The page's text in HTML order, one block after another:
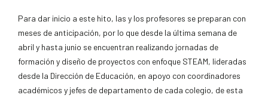
Para dar inicio a este hito, las y los profesores se preparan con
meses de anticipación, por lo que desde la última semana de
abril y hasta junio se encuentran realizando jornadas de
formación y diseño de proyectos con enfoque STEAM, lideradas
desde la Dirección de Educación, en apoyo con coordinadores
académicos y jefes de departamento de cada colegio, de esta